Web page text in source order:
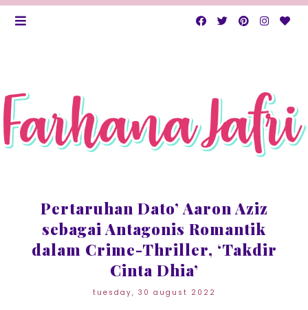
Pertaruhan Dato’ Aaron Aziz
sebagai Antagonis Romantik
dalam Crime-Thriller, ‘Takdir
Cinta Dhia’
tuesday, 30 august 2022